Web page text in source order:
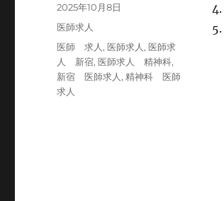
投
稿
2025年10月8日
カ
テ
ゴ
リ
ー
医師求人
タ
グ
医師 求人 , 医師求人 , 医師求
人 新宿, 医師求人 精神科,
新宿 医師求人 ,精神科 医師
求人